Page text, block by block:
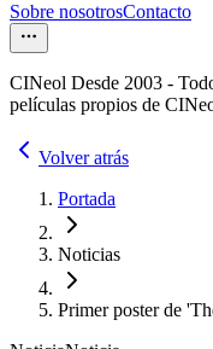
Sobre nosotrosContacto
CINeol Desde 2003 -
películas propios de
Volver atrás
Portada
Noticias
Primer poster de